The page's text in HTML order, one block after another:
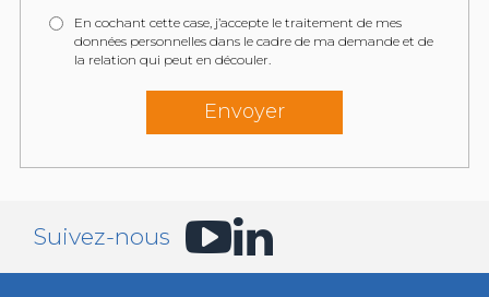
En cochant cette case, j’accepte le traitement de mes
données personnelles dans le cadre de ma demande et de
la relation qui peut en découler.
Suivez-nous